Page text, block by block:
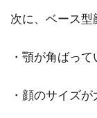
次に、ベース型
・顎が角ばっ
・顔のサイズ